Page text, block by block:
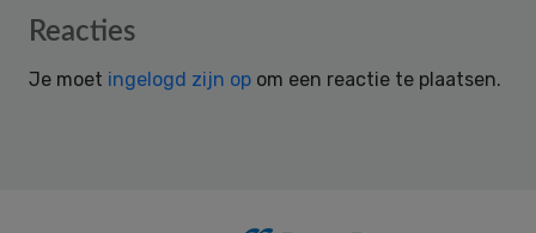
Reader
Reacties
Je moet ingelogd zijn op om een reactie te plaatsen.